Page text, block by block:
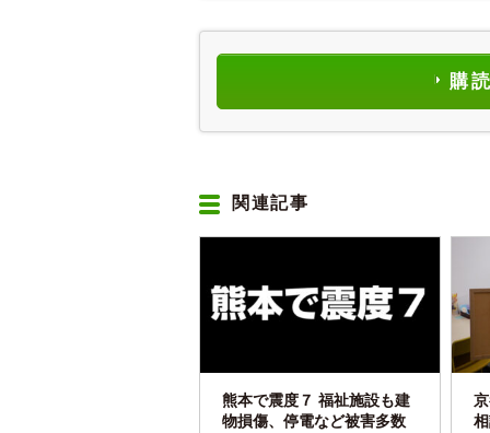
購
関連記事
熊本で震度７ 福祉施設も建
物損傷、停電など被害多数